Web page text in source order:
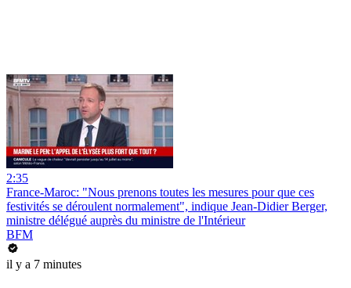
2:35
France-Maroc: "Nous prenons toutes les mesures pour que ces
festivités se déroulent normalement", indique Jean-Didier Berger,
ministre délégué auprès du ministre de l'Intérieur
BFM
il y a 7 minutes